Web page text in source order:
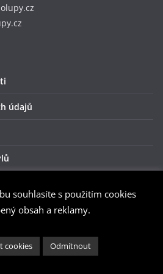
údajů
části Praha - Dolní
souhlasíte s použitím cookies
obsah a reklamy.
cookies Odmítnout